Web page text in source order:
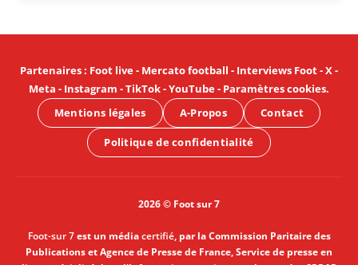
Partenaires: Foot live- Mercato football - Interviews Foot-X-
Meta - Instagram -TikTok-YouTube- Paramètres cookies.
Mentions légales
A-Propos Contact
Politique de confidentialité
2026 © Foot sur 7
Foot-sur 7est un médiacertifié, par la Commission Paritaire des
Publications et Agence de Presse de France, Service de presse en